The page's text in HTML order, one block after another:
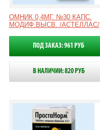
ОМНИК 0,4МГ. №30 КАПС.
МОДИФ.ВЫСВ. /АСТЕЛЛАС/
ПОД ЗАКАЗ: 961 РУБ
В НАЛИЧИИ: 820 РУБ